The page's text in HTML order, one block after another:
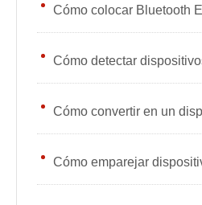
Cómo colocar Bluetooth
Cómo detectar
Cómo convertir en un
Cómo emparejar